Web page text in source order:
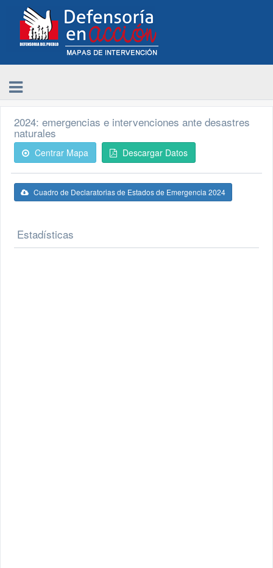
2024: emergencias e intervenciones ante desastres
naturales
Centrar Mapa Descargar Datos
Cuadro de Declaratorias de Estados de Emergencia 2024
Estadísticas